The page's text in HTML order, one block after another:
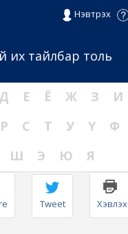
Нэвтрэх
их тайлбар толь
Д Е Ё Ж З И
Р С Т У Ү Ф
Ш
Э Ю Я
Tweet Хэвлэх